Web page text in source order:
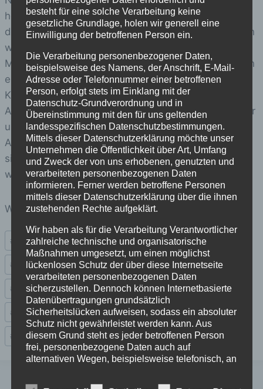
heutige Abend zu bieten hatte, war auch erstmals
das Tanzstudio Radeva dabei. Das Besondere daran
war die Kooperation aus dem Orchester der
Musikschule und dem Tanzstudio. Wie H. Niebhagen
erwähnte, wolle er diese Zusammenarbeit zum
Kunstfest am 22.6.2013, wiederholen.
Als Betrachter konnte man die Harmonie der Musiker
und Tänzer genießen.
Alle lieferten heute eine grabndiose Show ab , was
sich sicher im tosenden Beifall der Zuschauer
wiederspiegelte.
Weitere Bilder sehen Sie in derNNZ
Schlagworte:
# Bilder #Bilder CD #Blitzlicht #blitzlicht-nordhausen
# Event #Fotograf # fotografieren #Impressionen
# Link #Nordhausen #Nordhäuser #Radeva #Star
# Tanzstudio #Tanzstudio Radeva #Theater
# Veranstaltung
besteht für eine solche Verarbeitung keine
gesetzliche Grundlage, holen wir generell eine
Einwilligung der betroffenen Person ein.
Die Verarbeitung personenbezogener Daten,
beispielsweise des Namens, der Anschrift, E-Mail-
Adresse oder Telefonnummer einer betroffenen
Person, erfolgt stets im Einklang mit der
Datenschutz-Grundverordnung und in
Übereinstimmung mit den für uns geltenden
landesspezifischen Datenschutzbestimmungen.
Mittels dieser Datenschutzerklärung möchte unser
Unternehmen die Öffentlichkeit über Art, Umfang
und Zweck der von uns erhobenen, genutzten und
verarbeiteten personenbezogenen Daten
informieren. Ferner werden betroffene Personen
mittels dieser Datenschutzerklärung über die ihnen
zustehenden Rechte aufgeklärt.
Wir haben als für die Verarbeitung Verantwortlicher
zahlreiche technische und organisatorische
Maßnahmen umgesetzt, um einen möglichst
lückenlosen Schutz der über diese Internetseite
verarbeiteten personenbezogenen Daten
sicherzustellen. Dennoch können Internetbasierte
Datenübertragungen grundsätzlich
Sicherheitslücken aufweisen, sodass ein absoluter
Schutz nicht gewährleistet werden kann. Aus
diesem Grund steht es jeder betroffenen Person
frei, personenbezogene Daten auch auf
alternativen Wegen, beispielsweise telefonisch, an